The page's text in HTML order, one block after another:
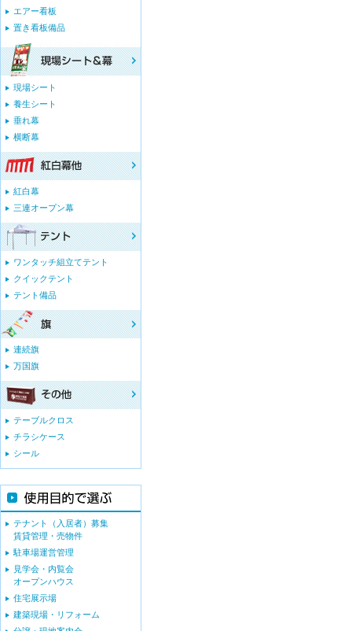
エアー看板
置き看板備品
現場シート
養生シート
垂れ幕
横断幕
紅白幕
三連オープン幕
ワンタッチ組立てテント
クイックテント
テント備品
連続旗
万国旗
テーブルクロス
チラシケース
シール
テナント（入居者）募集
賃貸管理・売物件
駐車場運営管理
見学会・内覧会
オープンハウス
住宅展示場
建築現場・リフォーム